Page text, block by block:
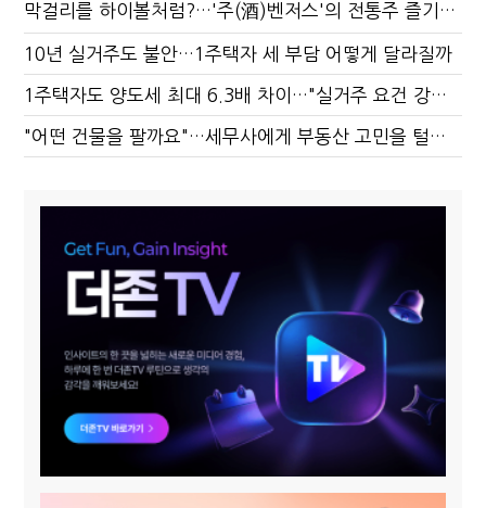
막걸리를 하이볼처럼?…'주(酒)벤저스'의 전통주 즐기는 법
10년 실거주도 불안…1주택자 세 부담 어떻게 달라질까
1주택자도 양도세 최대 6.3배 차이…"실거주 요건 강화하자"
"어떤 건물을 팔까요"…세무사에게 부동산 고민을 털어놓는 이유